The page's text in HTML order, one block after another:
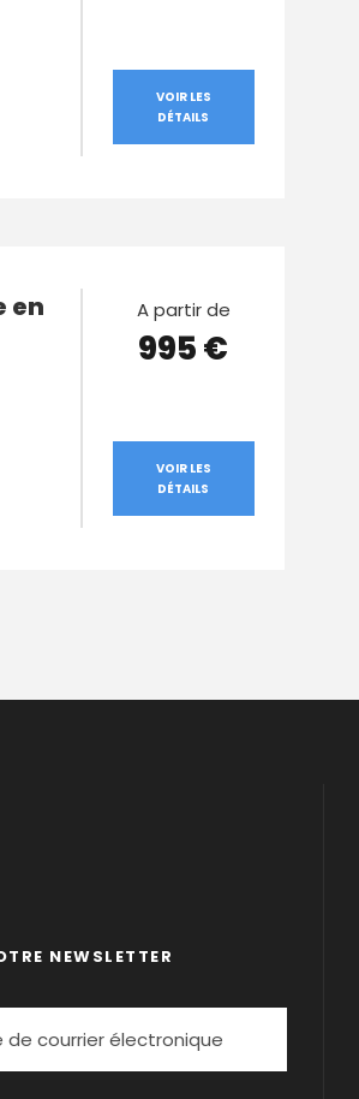
VOIR LES
DÉTAILS
en
A partir de
995 €
VOIR LES
DÉTAILS
NEWSLETTER